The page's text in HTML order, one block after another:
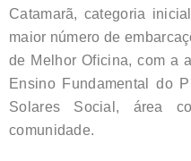
Catamarã, categoria
maior número de
de Melhor Oficina, com a
Ensino Fundamental do
Solares Social, área
comunidade.